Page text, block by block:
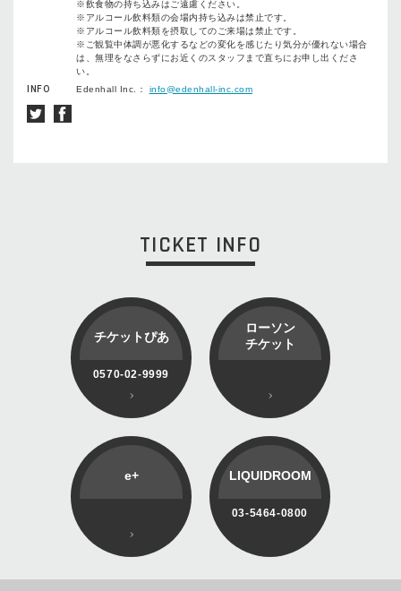
※飲食物の持ち込みはご遠慮ください。
※アルコール飲料類の会場内持ち込みは禁止です。
※アルコール飲料類を摂取してのご来場は禁止です。
※ご観覧中体調が悪化するなどの変化を感じたり気分が優れない場合
は、無理をなさらずにお近くのスタッフまで直ちにお申し出くださ
い。
INFO
Edenhall Inc.： info@edenhall-inc.com
TICKET INFO
チケットぴあ
0570-02-9999
ローソン
チケット
e+ LIQUIDROOM
03-5464-0800